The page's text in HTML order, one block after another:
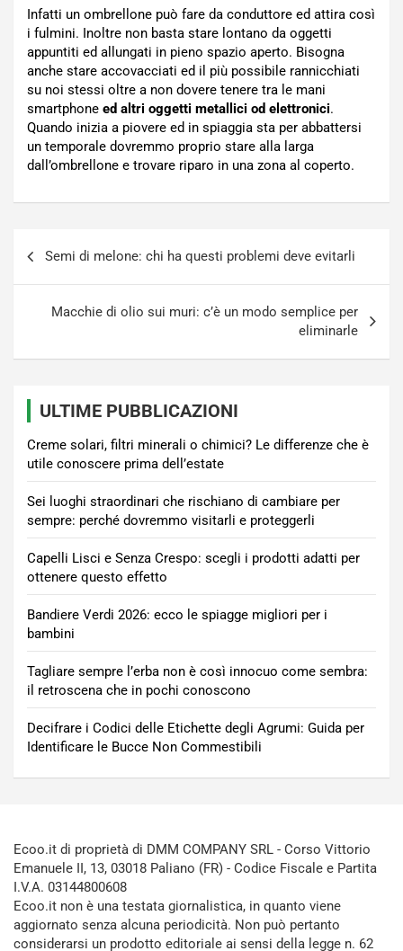
Infatti un ombrellone può fare da conduttore ed attira così
i fulmini. Inoltre non basta stare lontano da oggetti
appuntiti ed allungati in pieno spazio aperto. Bisogna
anche stare accovacciati ed il più possibile rannicchiati
su noi stessi oltre a non dovere tenere tra le mani
smartphone ed altri oggetti metallici od elettronici.
Quando inizia a piovere ed in spiaggia sta per abbattersi
un temporale dovremmo proprio stare alla larga
dall’ombrellone e trovare riparo in una zona al coperto.
Semi di melone: chi ha questi problemi deve evitarli
Macchie di olio sui muri: c’è un modo semplice per
eliminarle
ULTIME PUBBLICAZIONI
Creme solari, filtri minerali o chimici? Le differenze che è
utile conoscere prima dell’estate
Sei luoghi straordinari che rischiano di cambiare per
sempre: perché dovremmo visitarli e proteggerli
Capelli Lisci e Senza Crespo: scegli i prodotti adatti per
ottenere questo effetto
Bandiere Verdi 2026: ecco le spiagge migliori per i
bambini
Tagliare sempre l’erba non è così innocuo come sembra:
il retroscena che in pochi conoscono
Decifrare i Codici delle Etichette degli Agrumi: Guida per
Identificare le Bucce Non Commestibili
Ecoo.it di proprietà di DMM COMPANY SRL - Corso Vittorio
Emanuele II, 13, 03018 Paliano (FR) - Codice Fiscale e Partita
I.V.A. 03144800608
Ecoo.it non è una testata giornalistica, in quanto viene
aggiornato senza alcuna periodicità. Non può pertanto
considerarsi un prodotto editoriale ai sensi della legge n. 62